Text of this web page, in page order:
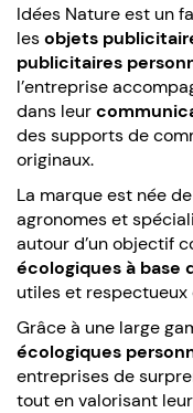
Idées Nature est un
lesobjets
publicitaires
l’entreprise
dans leur
des supports de
originaux.
La marque est née
agronomes et
autour d’un objectif
écologiques à base
utiles et respectueux
Grâce à une large
écologiques
entreprises de
tout en valorisant